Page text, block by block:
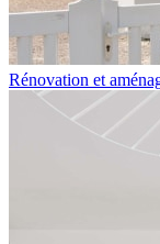
Rénovation et